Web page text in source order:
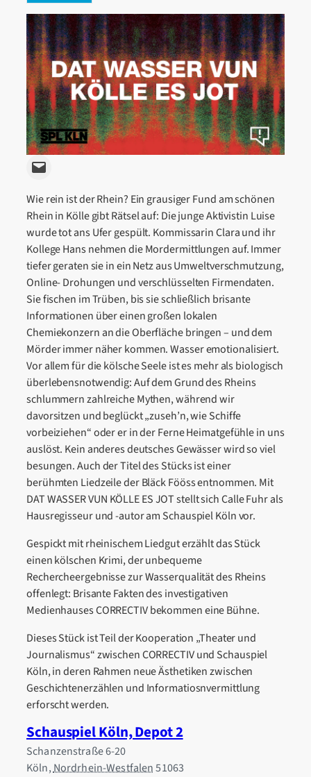
Email this Page
Wie rein ist der Rhein? Ein grausiger Fund am schönen
Rhein in Kölle gibt Rätsel auf: Die junge Aktivistin Luise
wurde tot ans Ufer gespült. Kommissarin Clara und ihr
Kollege Hans nehmen die Mordermittlungen auf. Immer
tiefer geraten sie in ein Netz aus Umweltverschmutzung,
Online- Drohungen und verschlüsselten Firmendaten.
Sie fischen im Trüben, bis sie schließlich brisante
Informationen über einen großen lokalen
Chemiekonzern an die Oberfläche bringen – und dem
Mörder immer näher kommen. Wasser emotionalisiert.
Vor allem für die kölsche Seele ist es mehr als biologisch
überlebensnotwendig: Auf dem Grund des Rheins
schlummern zahlreiche Mythen, während wir
davorsitzen und beglückt „zuseh’n, wie Schiffe
vorbeiziehen“ oder er in der Ferne Heimatgefühle in uns
auslöst. Kein anderes deutsches Gewässer wird so viel
besungen. Auch der Titel des Stücks ist einer
berühmten Liedzeile der Bläck Fööss entnommen. Mit
DAT WASSER VUN KÖLLE ES JOT stellt sich Calle Fuhr als
Hausregisseur und -autor am Schauspiel Köln vor.
Gespickt mit rheinischem Liedgut erzählt das Stück
einen kölschen Krimi, der unbequeme
Rechercheergebnisse zur Wasserqualität des Rheins
offenlegt: Brisante Fakten des investigativen
Medienhauses CORRECTIV bekommen eine Bühne.
Dieses Stück ist Teil der Kooperation „Theater und
Journalismus“ zwischen CORRECTIV und Schauspiel
Köln, in deren Rahmen neue Ästhetiken zwischen
Geschichtenerzählen und Informatiosnvermittlung
erforscht werden.
Schauspiel Köln, Depot 2
Schanzenstraße 6-20
Köln,Nordrhein-Westfalen 51063